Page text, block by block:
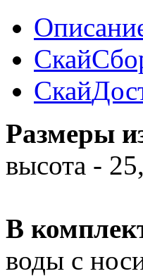
Скай
Скай
Размеры
высота -
В
воды с